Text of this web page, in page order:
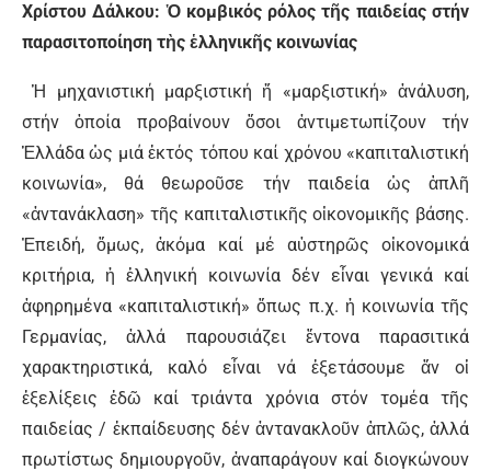
Χρίστου Δάλκου: Ὁ κομβικός ρόλος τῆς παιδείας στήν
παρασιτοποίηση τὴς ἑλληνικῆς κοινωνίας
Ἡ μηχανιστική μαρξιστική ἤ «μαρξιστική» ἀνάλυση,
στήν ὁποία προβαίνουν ὅσοι ἀντιμετωπίζουν τήν
Ἑλλάδα ὡς μιά ἐκτός τόπου καί χρόνου «καπιταλιστική
κοινωνία», θά θεωροῦσε τήν παιδεία ὡς ἁπλῆ
«ἀντανάκλαση» τῆς καπιταλιστικῆς οἰκονομικῆς βάσης.
Ἐπειδή, ὅμως, ἀκόμα καί μέ αὐστηρῶς οἰκονομικά
κριτήρια, ἡ ἑλληνική κοινωνία δέν εἶναι γενικά καί
ἀφηρημένα «καπιταλιστική» ὅπως π.χ. ἡ κοινωνία τῆς
Γερμανίας, ἀλλά παρουσιάζει ἔντονα παρασιτικά
χαρακτηριστικά, καλό εἶναι νά ἐξετάσουμε ἄν οἱ
ἐξελίξεις ἐδῶ καί τριάντα χρόνια στόν τομέα τῆς
παιδείας / ἐκπαίδευσης δέν ἀντανακλοῦν ἁπλῶς, ἀλλά
πρωτίστως δημιουργοῦν, ἀναπαράγουν καί διογκώνουν